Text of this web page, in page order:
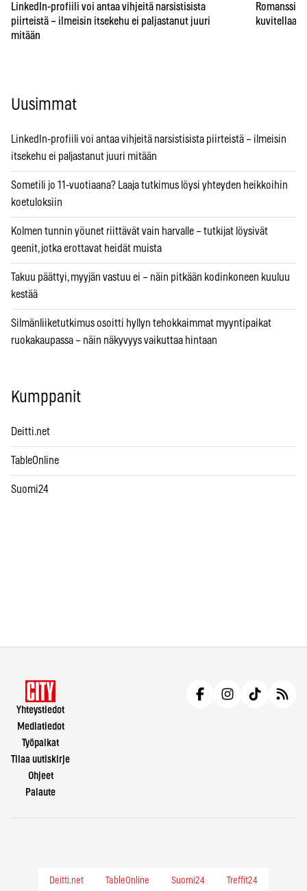
LinkedIn-profiili voi antaa vihjeitä narsistisista
piirteistä – ilmeisin itsekehu ei paljastanut juuri
mitään
kuvitellaan
Uusimmat
LinkedIn-profiili voi antaa vihjeitä narsistisista piirteistä – ilmeisin
itsekehu ei paljastanut juuri mitään
Sometili jo 11-vuotiaana? Laaja tutkimus löysi yhteyden heikkoihin
koetuloksiin
Kolmen tunnin yöunet riittävät vain harvalle – tutkijat löysivät
geenit, jotka erottavat heidät muista
Takuu päättyi, myyjän vastuu ei – näin pitkään kodinkoneen kuuluu
kestää
Silmänliiketutkimus osoitti hyllyn tehokkaimmat myyntipaikat
ruokakaupassa – näin näkyvyys vaikuttaa hintaan
Kumppanit
Deitti.net
TableOnline
Suomi24
Yhteystiedot
Mediatiedot
Työpaikat
Tilaa uutiskirje
Ohjeet
Palaute
Deitti.net TableOnline Suomi24 Treffit24